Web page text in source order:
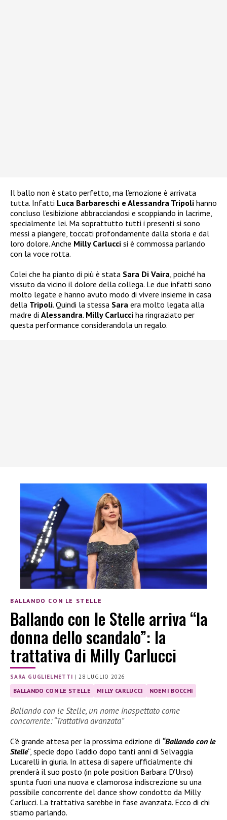
Il ballo non è stato perfetto, ma l’emozione è arrivata
tutta. Infatti Luca Barbareschi e Alessandra Tripoli hanno
concluso l’esibizione abbracciandosi e scoppiando in lacrime,
specialmente lei. Ma soprattutto tutti i presenti si sono
messi a piangere, toccati profondamente dalla storia e dal
loro dolore. Anche Milly Carlucci si è commossa parlando
con la voce rotta.
Colei che ha pianto di più è stata Sara Di Vaira, poiché ha
vissuto da vicino il dolore della collega. Le due infatti sono
molto legate e hanno avuto modo di vivere insieme in casa
della Tripoli. Quindi la stessa Sara era molto legata alla
madre di Alessandra. Milly Carlucci ha ringraziato per
questa performance considerandola un regalo.
BALLANDO CON LE STELLE
Ballando con le Stelle arriva “la
donna dello scandalo”: la
trattativa di Milly Carlucci
SARA GUGLIELMETTI | 28 LUGLIO 2026
BALLANDO CON LE STELLE MILLY CARLUCCI NOEMI BOCCHI
Ballando con le Stelle, un nome inaspettato come
concorrente: “Trattativa avanzata”
C’è grande attesa per la prossima edizione di “Ballando con le
Stelle“, specie dopo l’addio dopo tanti anni di Selvaggia
Lucarelli in giuria. In attesa di sapere ufficialmente chi
prenderà il suo posto (in pole position Barbara D’Urso)
spunta fuori una nuova e clamorosa indiscrezione su una
possibile concorrente del dance show condotto da Milly
Carlucci. La trattativa sarebbe in fase avanzata. Ecco di chi
stiamo parlando.